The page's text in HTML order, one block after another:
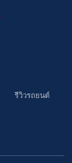
รีวิวรถยนต์